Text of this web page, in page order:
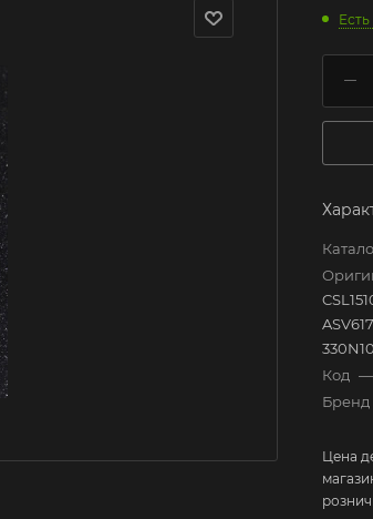
Код —
Бренд
Цена